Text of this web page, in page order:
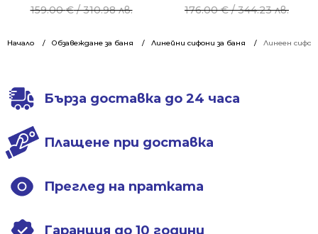
Начало Обзавеждане за баня Линейни сифони за баня Линеен
159.00€/ 310.98 лв.
price
159.00 €
price
119.00 €
176.00€/ 344.23 лв.
price
176.00 €
price
129.00 €
Бърза доставка до 24 часа
Плащене при доставка
Преглед на пратката
Гаранция до 10 години